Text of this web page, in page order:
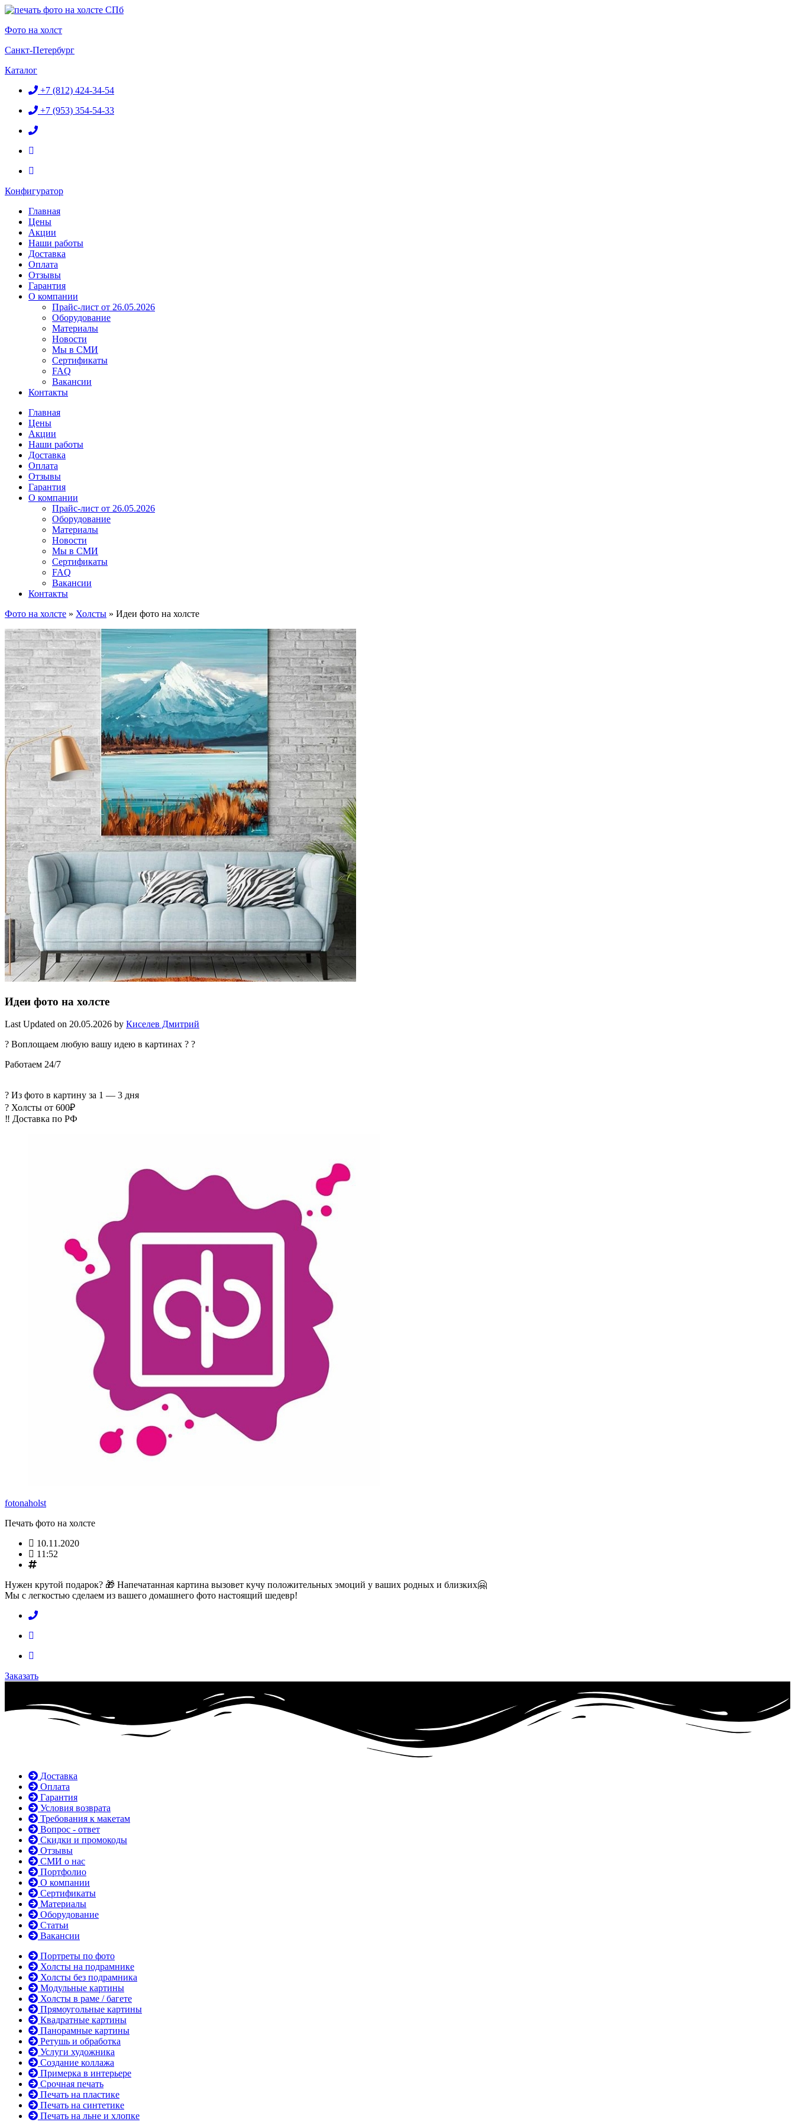
Перейти
содержимому
Фото на холст
Санкт-Петербург
Каталог
+7 (812) 424-34-54
+7 (953) 354-54-33
Конфигуратор
Главная
Цены
Акции
Наши работы
Доставка
Оплата
Отзывы
Гарантия
О компании
Прайс-лист от 26.05.2026
Оборудование
Материалы
Новости
Мы в СМИ
Сертификаты
FAQ
Вакансии
Контакты
Главная
Цены
Акции
Наши работы
Доставка
Оплата
Отзывы
Гарантия
О компании
Прайс-лист от 26.05.2026
Оборудование
Материалы
Новости
Мы в СМИ
Сертификаты
FAQ
Вакансии
Контакты
Фото на холсте » Холсты » Идеи фото на холсте
Идеи фото на холсте
Last Updated on 20.05.2026 by Киселев Дмитрий
? Воплощаем любую вашу идею в картинах ? ?
Работаем 24/7
? Из фото в картину за 1 — 3 дня
? Холсты от 600₽
‼️ Доставка по РФ
fotonaholst
Печать фото на холсте
10.11.2020
11:52
Hужен крутой подарок? 🎁 Напечатанная картина вызовет кучу положительных эмоций у ваших родных и близких🤗
Мы с легкостью сделаем из вашего домашнего фото настоящий шедевр!
Заказать
Доставка
Оплата
Гарантия
Условия возврата
Требования к макетам
Вопрос - ответ
Скидки и промокоды
Отзывы
СМИ о нас
Портфолио
О компании
Сертификаты
Материалы
Оборудование
Статьи
Вакансии
Портреты по фото
Холсты на подрамнике
Холсты без подрамника
Модульные картины
Холсты в раме / багете
Прямоугольные картины
Квадратные картины
Панорамные картины
Ретушь и обработка
Услуги художника
Создание коллажа
Примерка в интерьере
Срочная печать
Печать на пластике
Печать на синтетике
Печать на льне и хлопке